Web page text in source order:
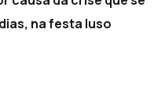
na festa luso